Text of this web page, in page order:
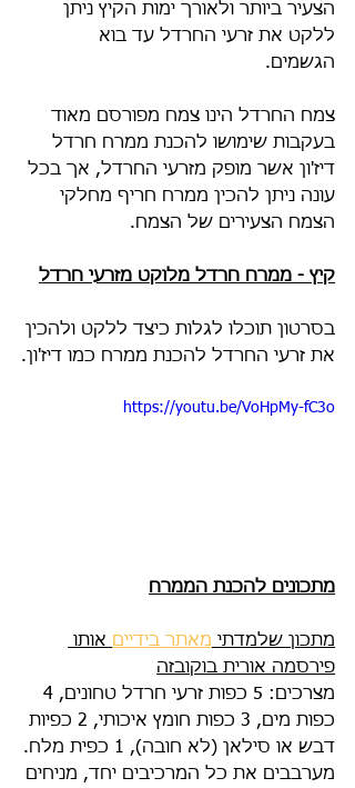
הצעיר ביותר ולאורך ימות הקיץ ניתן
ללקט את זרעי החרדל עד בוא
הגשמים.
צמח החרדל הינו צמח מפורסם מאוד
בעקבות שימושו להכנת ממרח חרדל
דיז'ון אשר מופק מזרעי החרדל, אך בכל
עונה ניתן להכין ממרח חריף מחלקי
הצמח הצעירים של הצמח.
קיץ - ממרח חרדל מלוקט מזרעי חרדל
בסרטון תוכלו לגלות כיצד ללקט ולהכין
את זרעי החרדל להכנת ממרח כמו דיז'ון.
https://youtu.be/VoHpMy-fC3o
מתכונים להכנת הממרח
מתכון שלמדתי מאתר בידיים אותו
פירסמה אורית בוקובזה
כפות מים, 3 כפות חומץ איכותי, 2 כפיות
דבש או סילאן (לא חובה), 1 כפית מלח.
מערבבים את כל המרכיבים יחד, מניחים